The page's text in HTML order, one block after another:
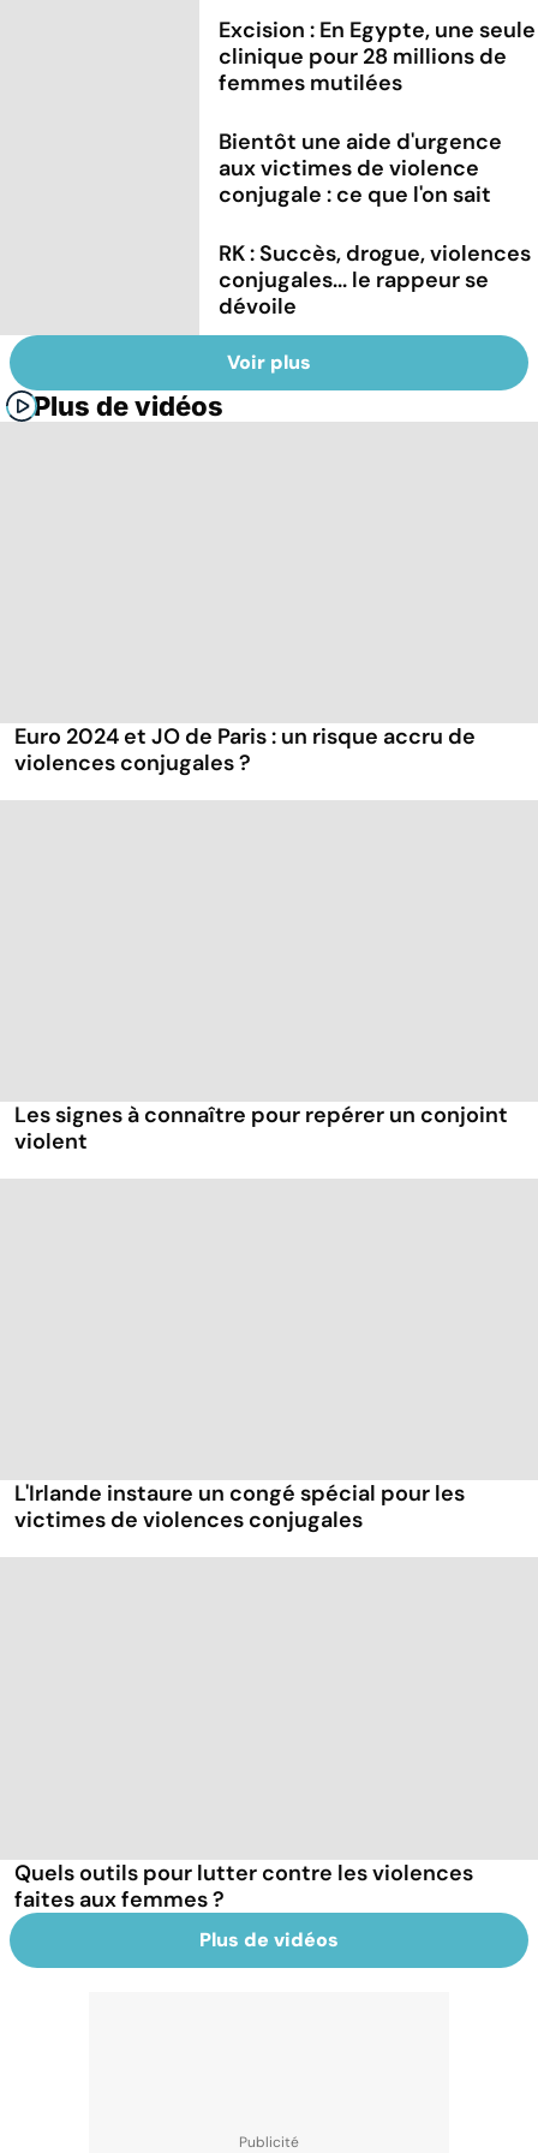
Excision : En Egypte, une seule
clinique pour 28 millions de
femmes mutilées
Bientôt une aide d'urgence
aux victimes de violence
conjugale : ce que l'on sait
RK : Succès, drogue, violences
conjugales... le rappeur se
dévoile
Voir plus
Plus de vidéos
Euro 2024 et JO de Paris : un risque accru de
violences conjugales ?
Les signes à connaître pour repérer un conjoint
violent
L'Irlande instaure un congé spécial pour les
victimes de violences conjugales
Quels outils pour lutter contre les violences
faites aux femmes ?
Plus de vidéos